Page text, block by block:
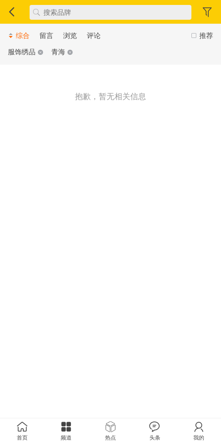
推荐
综合 留言 浏览
评论
服饰绣品
青海
抱歉，暂无相关信息
首页 频道 热点 头条 我的